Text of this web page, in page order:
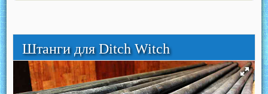
Штанги для Ditch Witch